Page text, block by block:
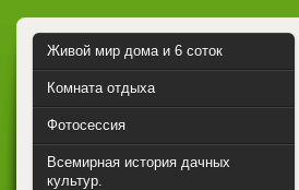
Живой мир дома и 6 соток
Комната отдыха
Фотосессия
Всемирная история дачных
культур.